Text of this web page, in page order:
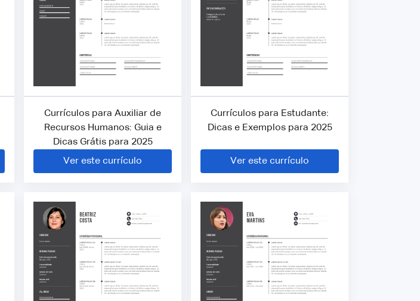
Currículos para Auxiliar de
Recursos Humanos: Guia e
Dicas Grátis para 2025
Ver este currículo
Currículos para Estudante:
Dicas e Exemplos para 2025
Ver este currículo